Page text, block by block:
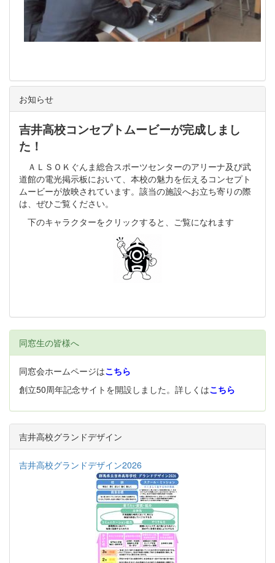
お知らせ
吉井高校コンセプトムービーが完成しまし
た！
ＡＬＳＯＫぐんま総合スポーツセンターのアリーナ及び武
道館の電光掲示板において、本校の魅力を伝えるコンセプト
ムービーが放映されています。該当の施設へお立ち寄りの際
は、ぜひご覧ください。
下のキャラクターをクリックすると、ご覧になれます
同窓生の皆様へ
同窓会ホームページはこちら
創立50周年記念サイトを開設しました。詳しくはこちら
吉井高校グランドデザイン
吉井高校グランドデザイン2026